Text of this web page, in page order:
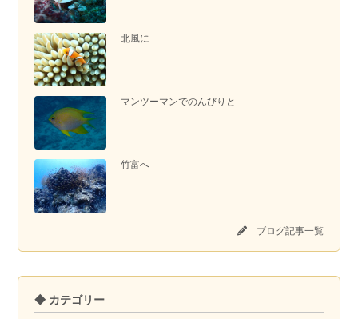
北風に
マンツーマンでのんびりと
竹富へ
ブログ記事一覧
◆ カテゴリー